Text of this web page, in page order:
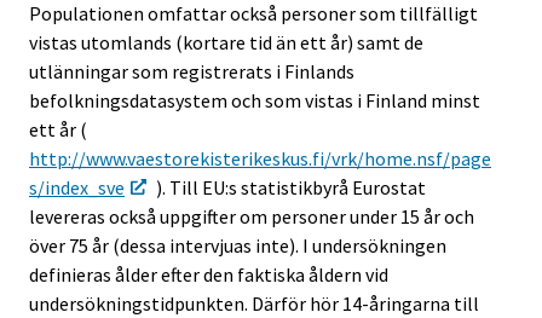
Populationen omfattar också personer som tillfälligt
vistas utomlands (kortare tid än ett år) samt de
utlänningar som registrerats i Finlands
befolkningsdatasystem och som vistas i Finland minst
ett år (
http://www.vaestorekisterikeskus.fi/vrk/home.nsf/page
s/index_sve
). Till EU:s statistikbyrå Eurostat
levereras också uppgifter om personer under 15 år och
över 75 år (dessa intervjuas inte). I undersökningen
definieras ålder efter den faktiska åldern vid
undersökningstidpunkten. Därför hör 14-åringarna till